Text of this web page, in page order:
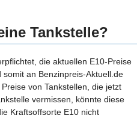
Tankstelle?
die aktuellen E10-Preise
an Benzinpreis-Aktuell.de
von Tankstellen, die jetzt
vermissen, könnte diese
Kraftsoffsorte E10 nicht